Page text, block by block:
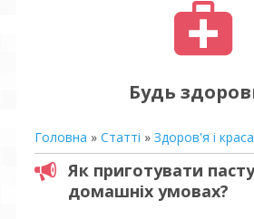
Будь
Головна » Статті » Здоров'я і краса
Як приготувати
домашніх умовах?